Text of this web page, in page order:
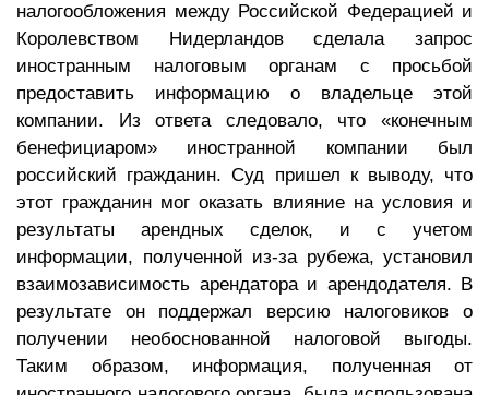
налогообложения между Российской Федерацией и
Королевством Нидерландов сделала запрос
иностранным налоговым органам с просьбой
предоставить информацию о владельце этой
компании. Из ответа следовало, что «конечным
бенефициаром» иностранной компании был
российский гражданин. Суд пришел к выводу, что
этот гражданин мог оказать влияние на условия и
результаты арендных сделок, и с учетом
информации, полученной из-за рубежа, установил
взаимозависимость арендатора и арендодателя. В
результате он поддержал версию налоговиков о
получении необоснованной налоговой выгоды.
Таким образом, информация, полученная от